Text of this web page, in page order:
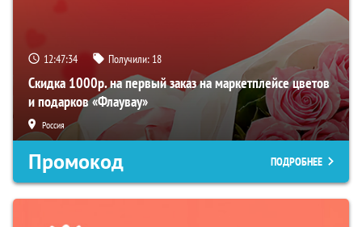
12:47:33 Получили: 18
Скидка 1000р. на первый заказ на маркетплейсе цветов
и подарков «Флаувау»
Россия
Промокод ПОДРОБНЕЕ